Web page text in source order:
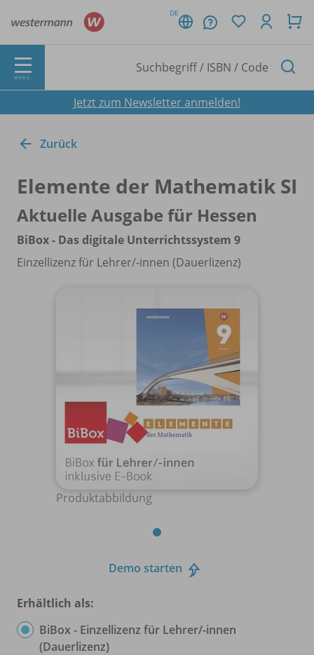
DE
MENÜ
Jetzt zum Newsletter anmelden!
Zurück
Elemente der Mathematik SI
Aktuelle Ausgabe für Hessen
BiBox - Das digitale Unterrichtssystem 9
Einzellizenz für Lehrer/-innen (Dauerlizenz)
Produktabbildung
Demo starten
Erhältlich als:
BiBox - Einzellizenz für Lehrer/-innen
(Dauerlizenz)